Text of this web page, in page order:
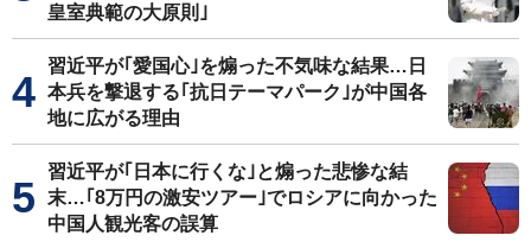
皇室典範の大原則｣
習近平が｢愛国心｣を煽った不気味な結果…日
本兵を撃退する｢抗日テーマパーク｣が中国各
地に広がる理由
習近平が｢日本に行くな｣と煽った悲惨な結
末…｢8万円の激安ツアー｣でロシアに向かった
中国人観光客の誤算